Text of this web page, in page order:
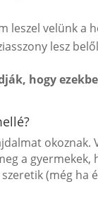
leszel velünk a
lesz
hogy
okoznak.
a
(még ha